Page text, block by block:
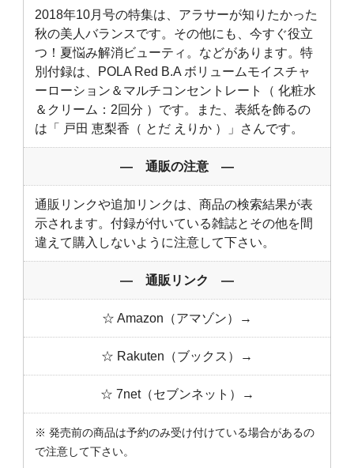
2018年10月号の特集は、アラサーが知りたかった
秋の美人バランスです。その他にも、今すぐ役立
つ！夏悩み解消ビューティ。などがあります。特
別付録は、POLA Red B.A ボリュームモイスチャ
ーローション＆マルチコンセントレート（ 化粧水
＆クリーム：2回分 ）です。また、表紙を飾るの
は「 戸田 恵梨香（ とだ えりか ）」さんです。
― 通販の注意 ―
通販リンクや追加リンクは、商品の検索結果が表
示されます。付録が付いている雑誌とその他を間
違えて購入しないように注意して下さい。
― 通販リンク ―
☆ Amazon（アマゾン）→
☆ Rakuten（ブックス）→
☆ 7net（セブンネット）→
※ 発売前の商品は予約のみ受け付けている場合があるの
で注意して下さい。